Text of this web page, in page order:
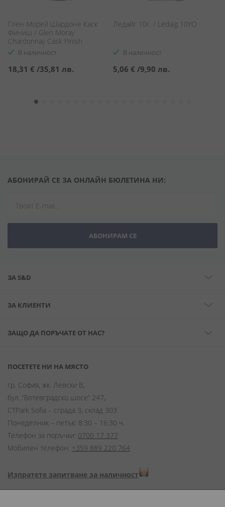
Глен Морей Шардоне Каск
Финиш / Glen Moray
Chardonnay Cask Finish
В наличност
18,31 € /35,81 лв.
Ледайг 10г. / Ledaig 10YO
В наличност
5,06 € /9,90 лв.
АБОНИРАЙ СЕ ЗА ОНЛАЙН БЮЛЕТИНА НИ:
АБОНИРАМ СЕ
ЗА S&D
ЗА КЛИЕНТИ
ЗАЩО ДА ПОРЪЧАТЕ ОТ НАС?
ПОСЕТЕТЕ НИ НА МЯСТО
гр. София, жк. Левски В,
бул. “Ботевградско шосе” 247,
CTPark Sofia – сграда 3, склад 303
Понеделник – петък: 8:30 – 16:30 ч.
Телефон за поръчки: 0700 17 377
Мобилен телефон: +359 889 220 764
Изпратете запитване за наличност